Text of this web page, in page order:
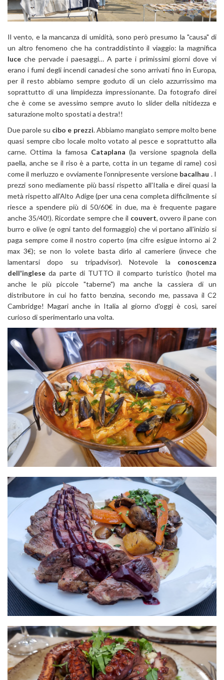
Il vento, e la mancanza di umidità, sono però presumo la "causa" di
un altro fenomeno che ha contraddistinto il viaggio: la magnifica
luce che pervade i paesaggi… A parte i primissimi giorni dove vi
erano i fumi degli incendi canadesi che sono arrivati fino in Europa,
per il resto abbiamo sempre goduto di un cielo azzurrissimo ma
soprattutto di una limpidezza impressionante. Da fotografo direi
che è come se avessimo sempre avuto lo slider della nitidezza e
saturazione molto spostati a destra!!
Due parole su cibo e prezzi. Abbiamo mangiato sempre molto bene
quasi sempre cibo locale molto votato al pesce e soprattutto alla
carne. Ottima la famosa Cataplana (la versione spagnola della
paella, anche se il riso è a parte, cotta in un tegame di rame) così
come il merluzzo e ovviamente l'onnipresente versione bacalhau . I
prezzi sono mediamente più bassi rispetto all'Italia e direi quasi la
metà rispetto all'Alto Adige (per una cena completa difficilmente si
riesce a spendere più di 50/60€ in due, ma è frequente pagare
anche 35/40!). Ricordate sempre che il couvert, ovvero il pane con
burro e olive (e ogni tanto del formaggio) che vi portano all'inizio si
paga sempre come il nostro coperto (ma cifre esigue intorno ai 2
max 3€); se non lo volete basta dirlo al cameriere (invece che
lamentarsi dopo su tripadvisor). Notevole la conoscenza
dell'inglese da parte di TUTTO il comparto turistico (hotel ma
anche le più piccole "taberne") ma anche la cassiera di un
distributore in cui ho fatto benzina, secondo me, passava il C2
Cambridge! Magari anche in Italia al giorno d'oggi è così, sarei
curioso di sperimentarlo una volta.